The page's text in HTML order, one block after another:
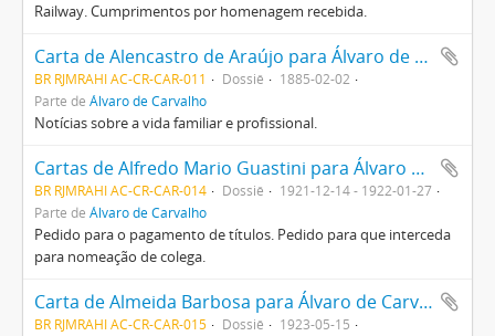
Railway. Cumprimentos por homenagem recebida.
Carta de Alencastro de Araújo para Álvaro de Carvalho
BR RJMRAHI AC-CR-CAR-011 Dossiê
1885-02-02
Parte de Álvaro de Carvalho
Notícias sobre a vida familiar e profissional.
Cartas de Alfredo Mario Guastini para Álvaro de Carvalho
BR RJMRAHI AC-CR-CAR-014 Dossiê
1921-12-14 - 1922-01-27
Parte de Álvaro de Carvalho
Pedido para o pagamento de títulos. Pedido para que interceda
para nomeação de colega.
Carta de Almeida Barbosa para Álvaro de Carvalho
BR RJMRAHI AC-CR-CAR-015 Dossiê
1923-05-15